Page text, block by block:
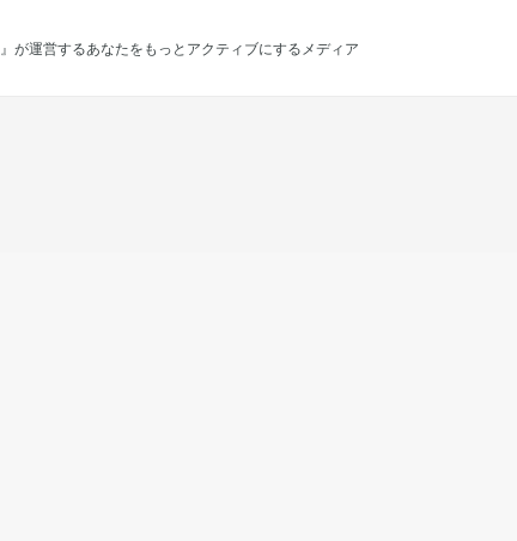
』が運営するあなたをもっとアクティブにするメディア